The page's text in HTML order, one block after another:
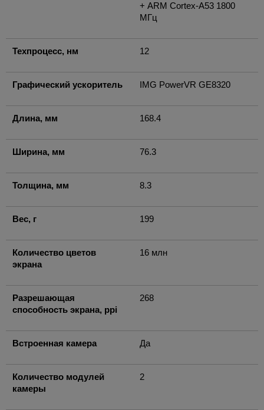
+ ARM Cortex-A53 1800
МГц
Техпроцесс, нм 12
Графический ускоритель IMG PowerVR GE8320
Длина, мм 168.4
Ширина, мм 76.3
Толщина, мм 8.3
Вес, г 199
Количество цветов
экрана
16 млн
Разрешающая
способность экрана, ppi
268
Встроенная камера Да
Количество модулей
камеры
2